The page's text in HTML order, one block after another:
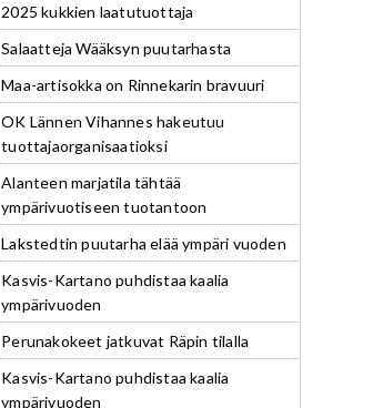
2025 kukkien laatutuottaja
Salaatteja Wääksyn puutarhasta
Maa-artisokka on Rinnekarin bravuuri
OK Lännen Vihannes hakeutuu
tuottajaorganisaatioksi
Alanteen marjatila tähtää
ympärivuotiseen tuotantoon
Lakstedtin puutarha elää ympäri vuoden
Kasvis-Kartano puhdistaa kaalia
ympärivuoden
Perunakokeet jatkuvat Räpin tilalla
Kasvis-Kartano puhdistaa kaalia
ympärivuoden